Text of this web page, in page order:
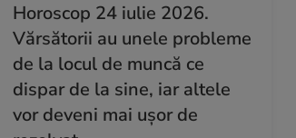
Horoscop 24 iulie 2026.
Vărsătorii au unele probleme
de la locul de muncă ce
dispar de la sine, iar altele
vor deveni mai ușor de